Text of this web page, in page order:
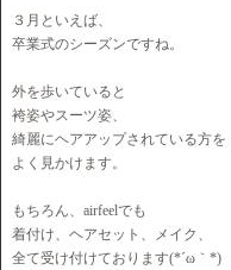
３月といえば、
卒業式のシーズンですね。
外を歩いていると
袴姿やスーツ姿、
綺麗にヘアアップされている方を
よく見かけます。
もちろん、airfeelでも
着付け、ヘアセット、メイク、
全て受け付けております(*´ω｀*)